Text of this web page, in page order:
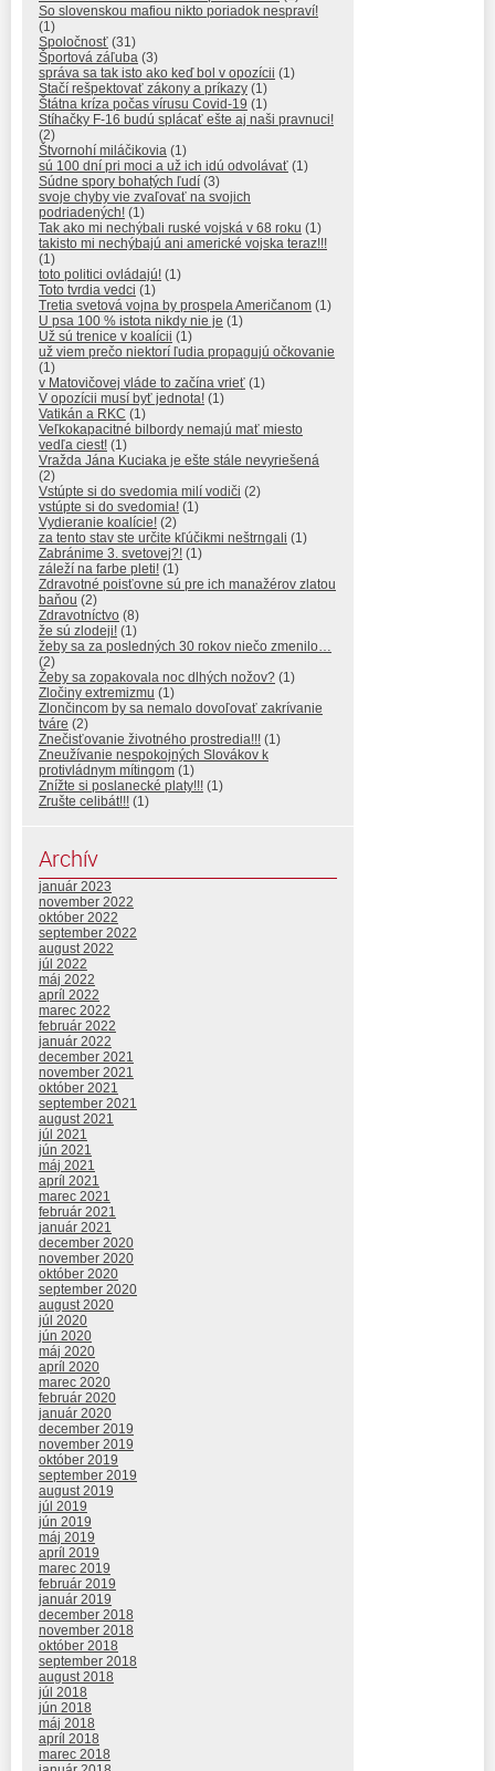
So slovenskou mafiou nikto poriadok nespraví!
(1)
Spoločnosť (31)
Športová záľuba (3)
správa sa tak isto ako keď bol v opozícii (1)
Stačí rešpektovať zákony a príkazy (1)
Štátna kríza počas vírusu Covid-19 (1)
Stíhačky F-16 budú splácať ešte aj naši pravnuci!
(2)
Štvornohí miláčikovia (1)
sú 100 dní pri moci a už ich idú odvolávať (1)
Súdne spory bohatých ľudí (3)
svoje chyby vie zvaľovať na svojich
podriadených! (1)
Tak ako mi nechýbali ruské vojská v 68 roku (1)
takisto mi nechýbajú ani americké vojska teraz!!!
(1)
toto politici ovládajú! (1)
Toto tvrdia vedci (1)
Tretia svetová vojna by prospela Američanom (1)
U psa 100 % istota nikdy nie je (1)
Už sú trenice v koalícii (1)
už viem prečo niektorí ľudia propagujú očkovanie
(1)
v Matovičovej vláde to začína vrieť (1)
V opozícii musí byť jednota! (1)
Vatikán a RKC (1)
Veľkokapacitné bilbordy nemajú mať miesto
vedľa ciest! (1)
Vražda Jána Kuciaka je ešte stále nevyriešená
(2)
Vstúpte si do svedomia milí vodiči (2)
vstúpte si do svedomia! (1)
Vydieranie koalície! (2)
za tento stav ste určite kľúčikmi neštrngali (1)
Zabránime 3. svetovej?! (1)
záleží na farbe pleti! (1)
Zdravotné poisťovne sú pre ich manažérov zlatou
baňou (2)
Zdravotníctvo (8)
že sú zlodeji! (1)
žeby sa za posledných 30 rokov niečo zmenilo…
(2)
Žeby sa zopakovala noc dlhých nožov? (1)
Zločiny extremizmu (1)
Zlončincom by sa nemalo dovoľovať zakrívanie
tváre (2)
Znečisťovanie životného prostredia!!! (1)
Zneužívanie nespokojných Slovákov k
protivládnym mítingom (1)
Znížte si poslanecké platy!!! (1)
Zrušte celibát!!! (1)
Archív
január 2023
november 2022
október 2022
september 2022
august 2022
júl 2022
máj 2022
apríl 2022
marec 2022
február 2022
január 2022
december 2021
november 2021
október 2021
september 2021
august 2021
júl 2021
jún 2021
máj 2021
apríl 2021
marec 2021
február 2021
január 2021
december 2020
november 2020
október 2020
september 2020
august 2020
júl 2020
jún 2020
máj 2020
apríl 2020
marec 2020
február 2020
január 2020
december 2019
november 2019
október 2019
september 2019
august 2019
júl 2019
jún 2019
máj 2019
apríl 2019
marec 2019
február 2019
január 2019
december 2018
november 2018
október 2018
september 2018
august 2018
júl 2018
jún 2018
máj 2018
apríl 2018
marec 2018